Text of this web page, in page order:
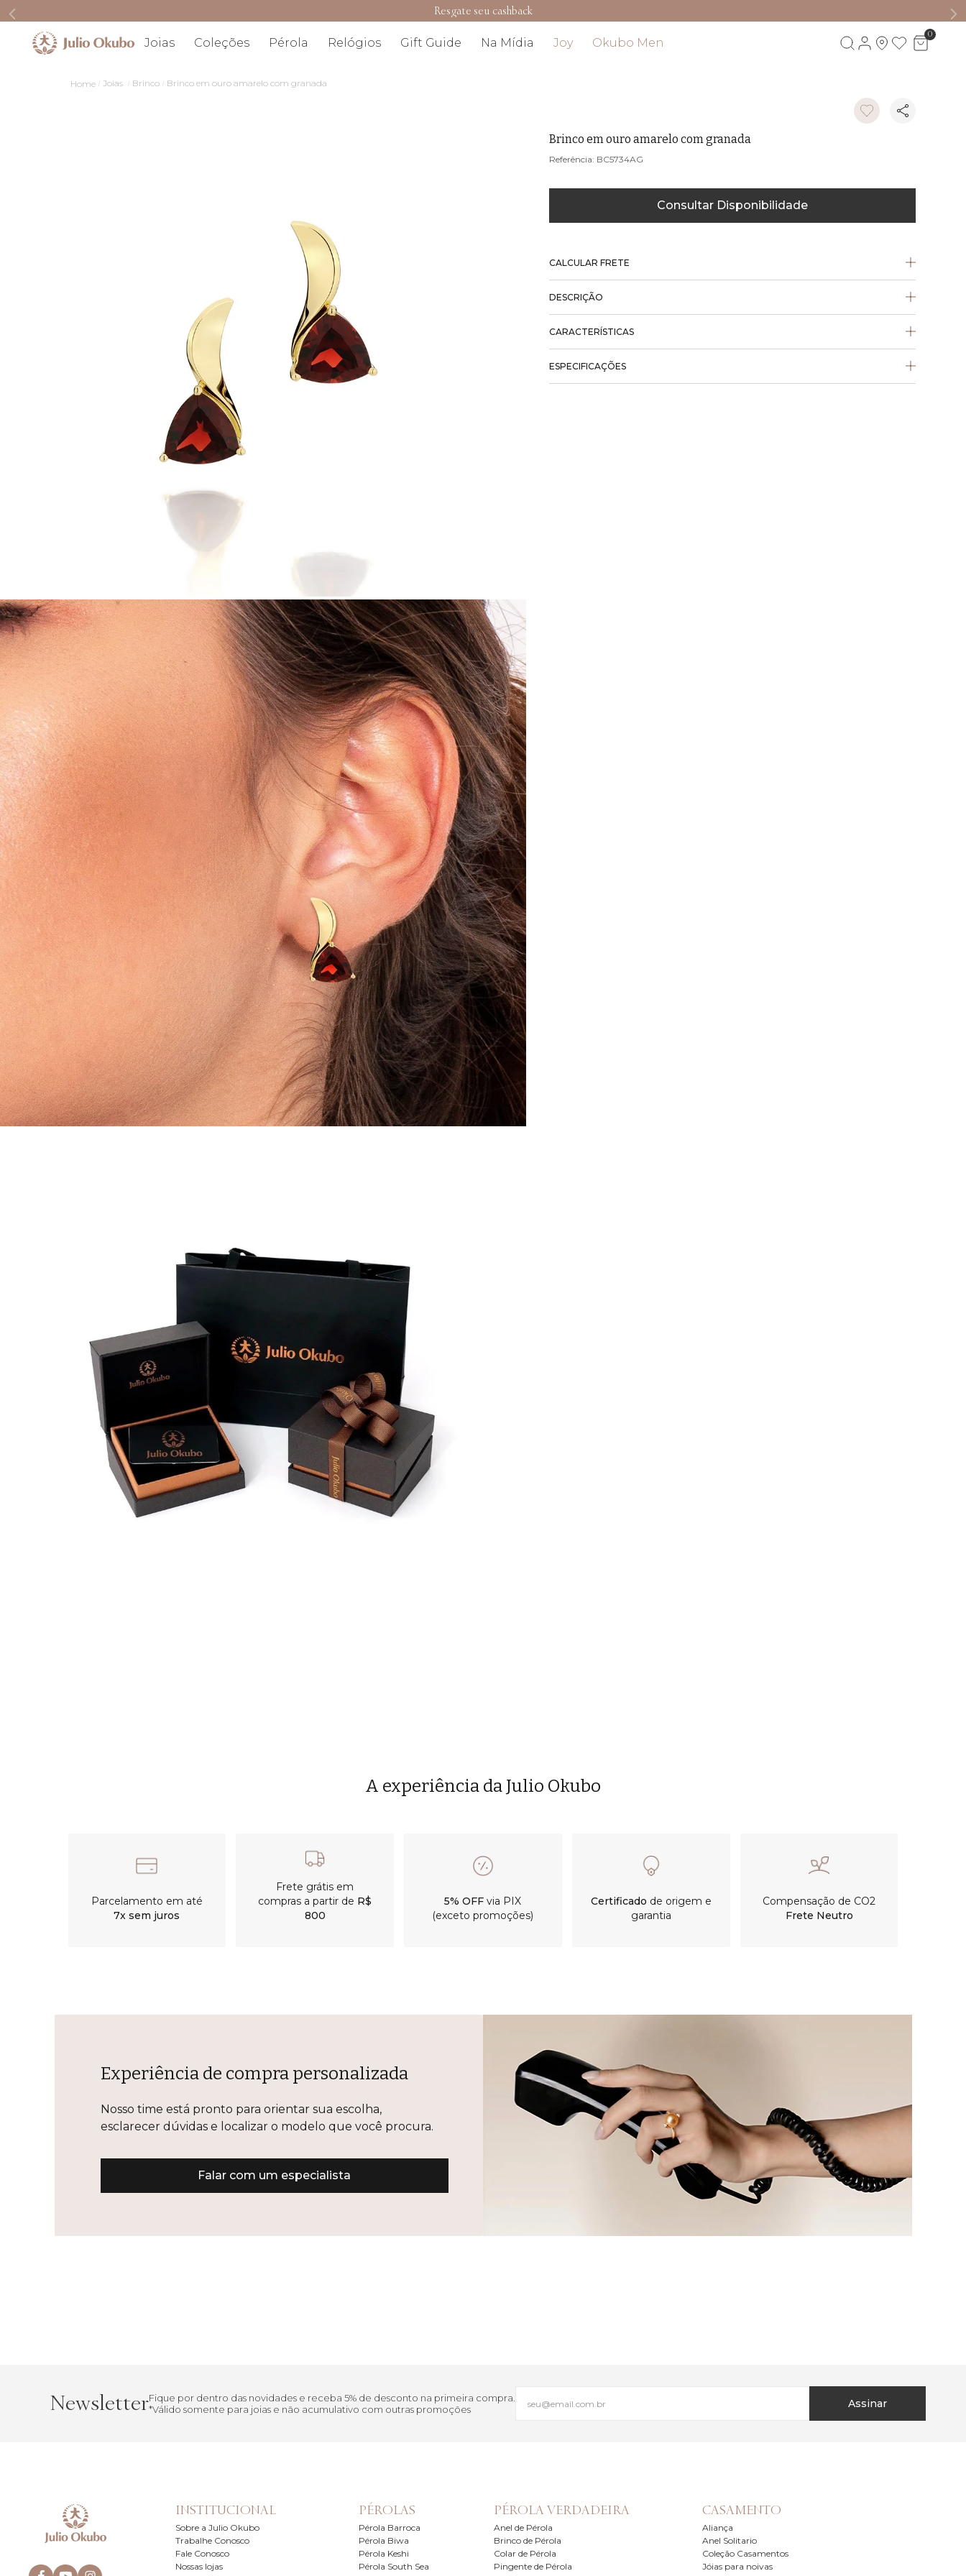
Resgate seu cashback
Joias Coleções Pérola Relógios Gift Guide Na Mídia Joy Okubo Men
0
Joias Brinco Brinco em ouro amarelo com granada
Brinco em ouro amarelo com granada
BC5734AG
Consultar Disponibilidade
CALCULAR FRETE
DESCRIÇÃO
CARACTERÍSTICAS
ESPECIFICAÇÕES
A experiência da Julio Okubo
Parcelamento em até
7x sem juros
Frete grátis em
compras a partir de R$
800
5% OFF via PIX
(exceto promoções)
Certificado de origem e
garantia
Compensação de CO2
Frete Neutro
Experiência de compra personalizada
Nosso time está pronto para orientar sua escolha,
esclarecer dúvidas e localizar o modelo que você procura.
Falar com um especialista
NewsletterFique por dentro das novidades e receba 5% de desconto na primeira compra.
*Válido somente para joias e não acumulativo com outras promoções
Assinar
INSTITUCIONAL
Sobre a Julio Okubo
Trabalhe Conosco
Fale Conosco
Nossas lojas
PÉROLAS
Pérola Barroca
Pérola Biwa
Pérola Keshi
Pérola South Sea
PÉROLA VERDADEIRA
Anel de Pérola
Brinco de Pérola
Colar de Pérola
Pingente de Pérola
CASAMENTO
Aliança
Anel Solitario
Coleção Casamentos
Jóias para noivas